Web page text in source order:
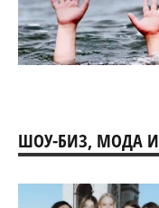
ШОУ-БИЗ, МОДА И